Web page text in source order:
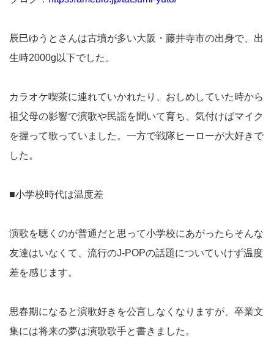
辰巳ゆうとさんは古墳が多い大阪・藤井寺市の出身で、出
生時2000g以下でした。
カラオケ喫茶に連れていかれたり、おしめしていた時から
祖父母の影響で演歌や民謡を聞いて育ち、気付けばマイク
を握って歌っていました。一方で戦隊ヒーローが大好きで
した。
■小学校時代は温度差
演歌を聴くのが普通だと思って小学校にあがったらそんな
友達はいなくて、流行のJ-POPの話題についていけず温度
差を感じます。
思春期になると演歌好きを公言しなくなりますが、卒業文
集には将来の夢は演歌歌手と書きました。